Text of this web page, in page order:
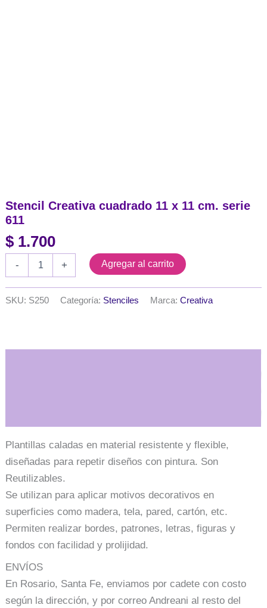
Stencil Creativa cuadrado 11 x 11 cm. serie
611
$ 1.700
-
x
+ Agregar al carrito
SKU: S250 Categoría: Stenciles Marca:Creativa
Plantillas caladas en material resistente y flexible,
diseñadas para repetir diseños con pintura. Son
Reutilizables.
Se utilizan para aplicar motivos decorativos en
superficies como madera, tela, pared, cartón, etc.
Permiten realizar bordes, patrones, letras, figuras y
fondos con facilidad y prolijidad.
ENVÍOS
En Rosario, Santa Fe, enviamos por cadete con costo
según la dirección, y por correo Andreani al resto del